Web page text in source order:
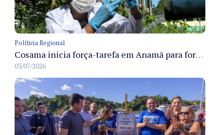
Políticia Regional
Cosama inicia força-tarefa em Anamã para fortalecer abastecimento de água e segurança hídrica da população
03/07/2026